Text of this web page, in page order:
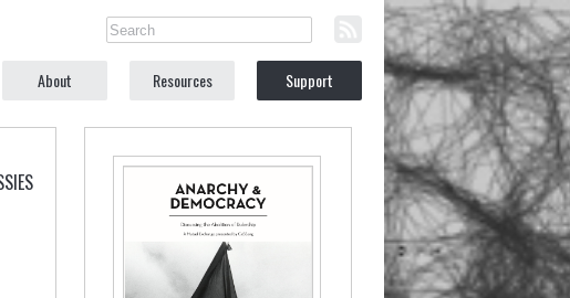
About Resources Support